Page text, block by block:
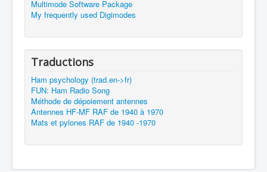
Multimode Software Package
My frequently used Digimodes
Traductions
Ham psychology (trad.en->fr)
FUN: Ham Radio Song
Méthode de dépoiement antennes
Antennes HF-MF RAF de 1940 à 1970
Mats et pylones RAF de 1940 -1970